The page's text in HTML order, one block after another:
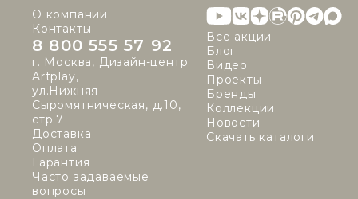
О компании
Контакты
8 800 555 57 92
г. Москва, Дизайн-центр
Artplay,
ул.Нижняя
Сыромятническая, д.10,
стр.7
Доставка
Оплата
Гарантия
Часто задаваемые
вопросы
Все акции
Блог
Видео
Проекты
Бренды
Коллекции
Новости
Скачать каталоги